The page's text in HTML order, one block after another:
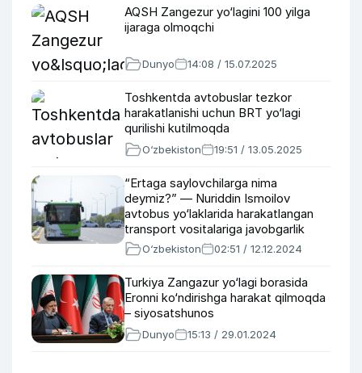
AQSH Zangezur yo‘lagini 100 yilga
ijaraga olmoqchi
Dunyo 14:08 / 15.07.2025
Toshkentda avtobuslar tezkor
harakatlanishi uchun BRT yo‘lagi
qurilishi kutilmoqda
O‘zbekiston 19:51 / 13.05.2025
“Ertaga saylovchilarga nima
deymiz?” — Nuriddin Ismoilov
avtobus yo‘laklarida harakatlangan
transport vositalariga javobgarlik
belgilanishiga e’tiroz bildirdi
O‘zbekiston 02:51 / 12.12.2024
Turkiya Zangazur yo‘lagi borasida
Eronni ko‘ndirishga harakat qilmoqda
– siyosatshunos
Dunyo 15:13 / 29.01.2024